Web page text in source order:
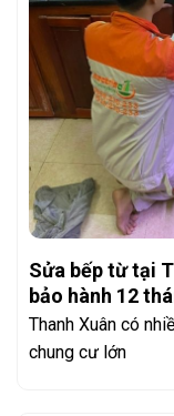
Sửa bếp từ tại
bảo hành 12
Thanh Xuân có
chung cư lớn